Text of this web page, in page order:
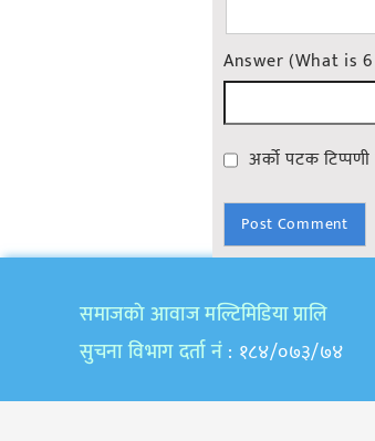
Answer (What is
अर्को पटक
समाजकाे आवाज मल्टिमिडिया प्रालि
सुचना विभाग दर्ता नं : १८४/०७३/७४